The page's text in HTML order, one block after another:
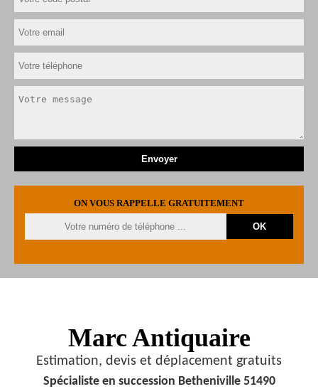
ON VOUS RAPPELLE GRATUITEMENT
Marc Antiquaire
Estimation, devis et déplacement gratuits
Spécialiste en succession Betheniville 51490